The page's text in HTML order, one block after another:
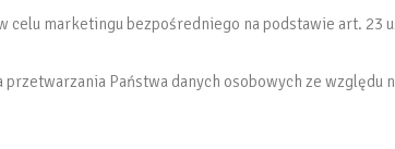
celu marketingu bezpośredniego na podstawie art. 23
Państwa danych osobowych ze względu